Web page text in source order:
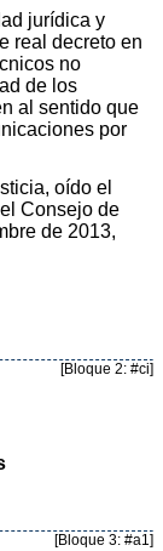
jurídica y
real decreto en
no
de los
al sentido que
por
oído el
Consejo de
de 2013,
[Bloque 2: #ci]
[Bloque 3: #a1]